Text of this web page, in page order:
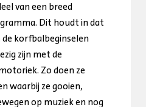
van een breed
Dit houdt in dat
korfbalbeginselen
zijn met de
Zo doen ze
waarbij ze gooien,
op muziek en nog